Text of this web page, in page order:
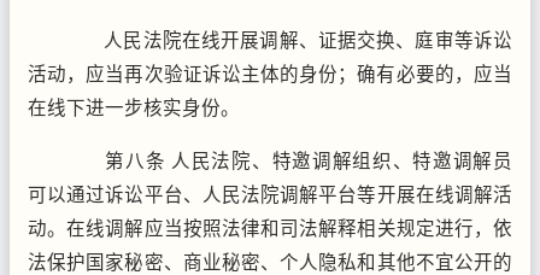
人民法院在线开展调解、证据交换、庭审等诉讼
活动，应当再次验证诉讼主体的身份；确有必要的，应当
在线下进一步核实身份。
第八条 人民法院、特邀调解组织、特邀调解员
可以通过诉讼平台、人民法院调解平台等开展在线调解活
动。在线调解应当按照法律和司法解释相关规定进行，依
法保护国家秘密、商业秘密、个人隐私和其他不宜公开的